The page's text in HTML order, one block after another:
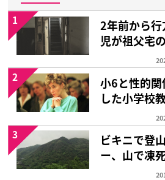
2年前から
児が祖父宅
1
小6と性的
した小学校
2
ビキニで登
ー、山で凍
3